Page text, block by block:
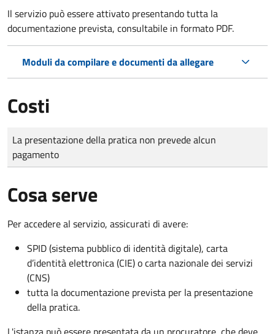
Il servizio può essere attivato presentando tutta la
documentazione prevista, consultabile in formato PDF.
Moduli da compilare e documenti da allegare
Costi
Tipo di pagamento
Importo
La presentazione della pratica non prevede alcun
pagamento
Cosa serve
Per accedere al servizio, assicurati di avere:
SPID (sistema pubblico di identità digitale), carta
d’identità elettronica (CIE) o carta nazionale dei servizi
(CNS)
tutta la documentazione prevista per la presentazione
della pratica.